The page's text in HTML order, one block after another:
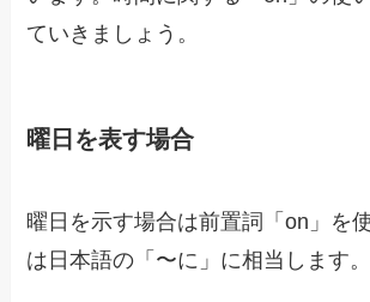
ていきましょう。
曜日を表す場合
曜日を示す場合は前置詞「on」を
は日本語の「〜に」に相当します。